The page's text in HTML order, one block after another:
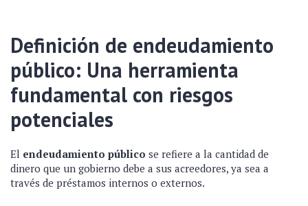
Definición de endeudamiento
público: Una herramienta
fundamental con riesgos
potenciales
El endeudamiento público se refiere a la cantidad de
dinero que un gobierno debe a sus acreedores, ya sea a
través de préstamos internos o externos.